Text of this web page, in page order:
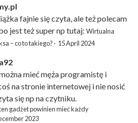
fajnie się czyta, ale też polecam
jest też super np tutaj: Wirtualna
– co to takiego? · 15 April 2024
mieć męża programistę i
na stronie internetowej i nie nosić
się np na czytniku.
gadżet powinien mieć każdy
2023